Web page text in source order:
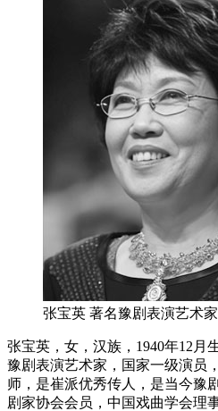
张宝英 著名豫剧表演艺术家
张宝英，女，汉族，1940年12月
豫剧表演艺术家，国家一级演员
师，是崔派优秀传人，是当今豫
剧家协会会员，中国戏曲学会理